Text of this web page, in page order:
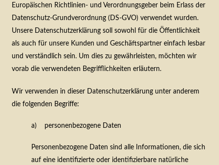
Europäischen Richtlinien- und Verordnungsgeber beim Erlass der
Datenschutz-Grundverordnung (DS-GVO) verwendet wurden.
Unsere Datenschutzerklärung soll sowohl für die Öffentlichkeit
als auch für unsere Kunden und Geschäftspartner einfach lesbar
und verständlich sein. Um dies zu gewährleisten, möchten wir
vorab die verwendeten Begrifflichkeiten erläutern.
Wir verwenden in dieser Datenschutzerklärung unter anderem
die folgenden Begriffe:
a) personenbezogene Daten
Personenbezogene Daten sind alle Informationen, die sich
auf eine identifizierte oder identifizierbare natürliche